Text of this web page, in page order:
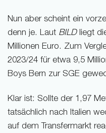
Nun aber scheint ein
denn je. Laut BILDliegt
Millionen Euro. Zum
2023/24 für etwa 9,5
Boys Bern zur SGE
Klar ist: Sollte der 1,97
tatsächlich nach Italien
auf dem Transfermarkt